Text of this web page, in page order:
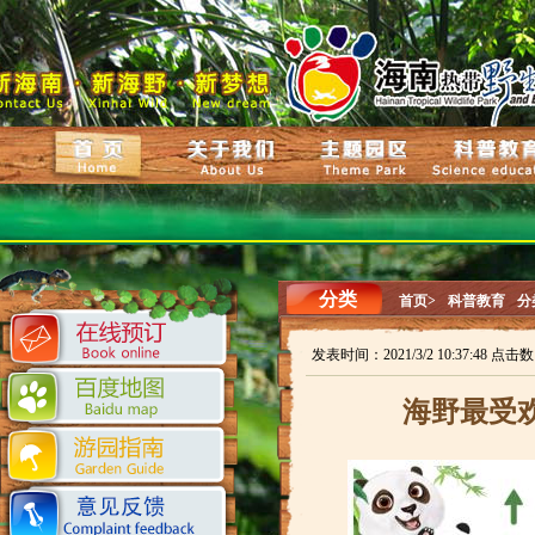
分类 首页> 科普教育 分
发表时间：2021/3/2 10:37:48 点击
海野最受